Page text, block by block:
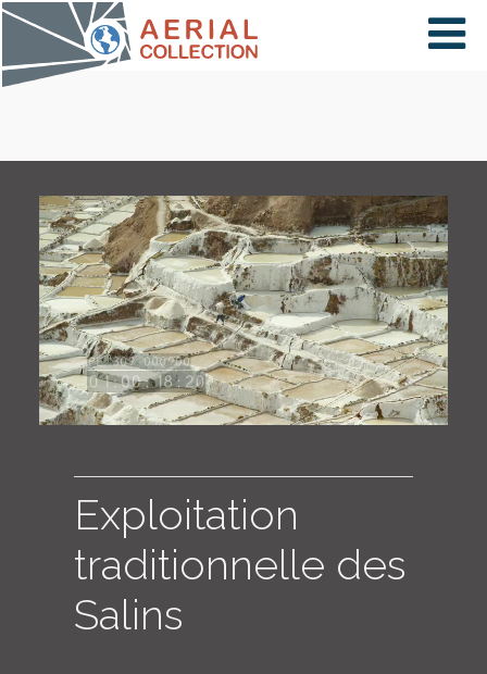
×
PAYS
CARTE
COLLECTIONS
ENGLISH
Exploitation
traditionnelle des
Salins